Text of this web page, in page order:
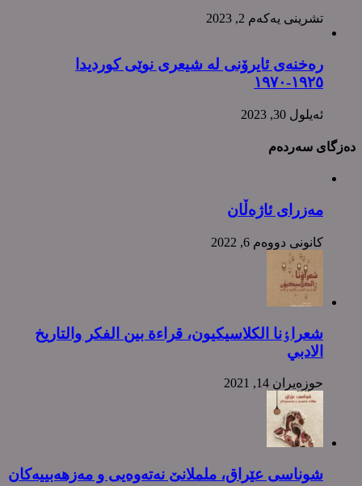
تشرینی یه‌كه‌م 2, 2023
رەخنەی ئایرۆنی لە شیعری نوێی کوردیدا
١٩٢٥-١٩٧٠
ئه‌یلول 30, 2023
دەزگای سەردەم
مەزرای ئاژەڵان
كانونی دووه‌م 6, 2022
شعراٶنا الکلاسیکیون، قراءة بین الفکر والتاریخ
الادبي
حوزه‌یران 14, 2021
شوناسی عێراق، ململانێ نەتەوەیی و مەزهەبییەکان